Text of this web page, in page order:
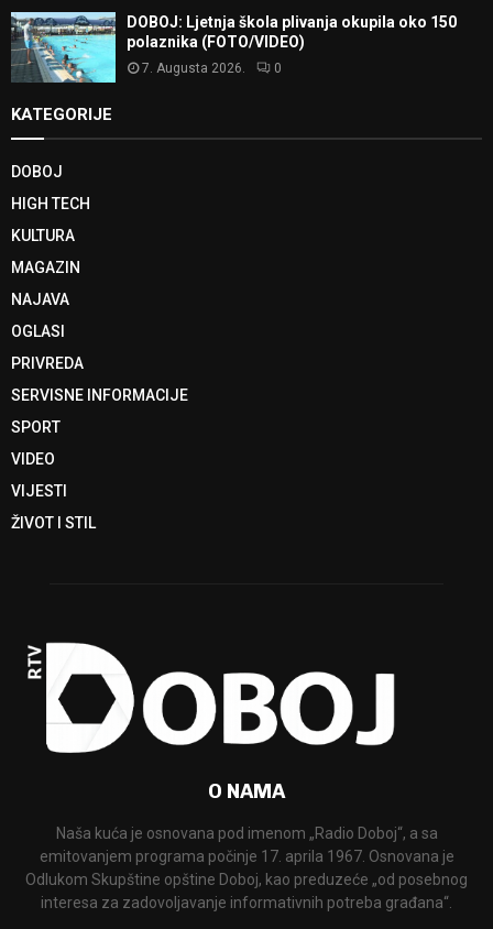
DOBOJ: Ljetnja škola plivanja okupila oko 150
polaznika (FOTO/VIDEO)
7. Augusta 2026. 0
KATEGORIJE
DOBOJ
HIGH TECH
KULTURA
MAGAZIN
NAJAVA
OGLASI
PRIVREDA
SERVISNE INFORMACIJE
SPORT
VIDEO
VIJESTI
ŽIVOT I STIL
O NAMA
Naša kuća je osnovana pod imenom „Radio Doboj“, a sa
emitovanjem programa počinje 17. aprila 1967. Osnovana je
Odlukom Skupštine opštine Doboj, kao preduzeće „od posebnog
interesa za zadovoljavanje informativnih potreba građana“.